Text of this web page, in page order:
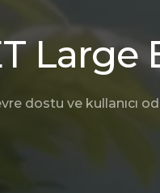
Large
dostu ve kullanıcı